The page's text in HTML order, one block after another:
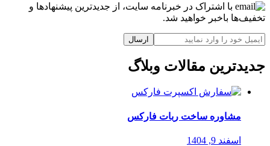
با اشتراک در خبرنامه سایت، از جدیدترین پیشنهادها و
تخفیف‌ها باخبر خواهید شد.
ارسال
جدیدترین مقالات وبلاگ
مشاوره ساخت ربات فارکس
اسفند 9, 1404